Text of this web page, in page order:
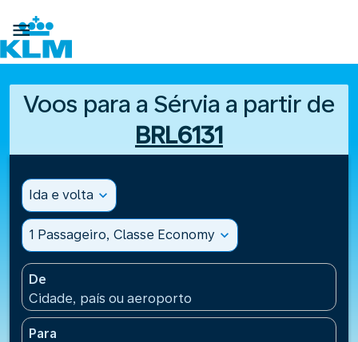

Voos para a Sérvia a partir de
BRL6131
Ida e volta expand_more
1 Passageiro, Classe Economy expand_more
De
Cidade, país ou aeroporto
Para